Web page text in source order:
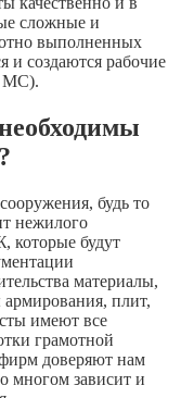
сложные и
выполненных
и создаются рабочие
МС).
будь то
нежилого
которые будут
материалы,
плит,
имеют все
грамотной
доверяют нам
многом зависит и